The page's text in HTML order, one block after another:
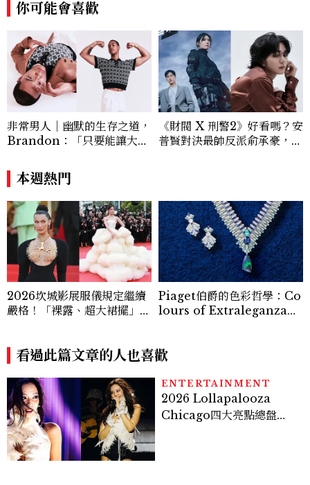
你可能會喜歡
非常男人｜幽默的生存之道，
Brandon：「只要能讓大家
讓敵人成為朋友。」
《財閥 X 刑警2》好看嗎？安
普賢對決最帥反派俞承豪，鄭
本週熱門
2026坎城影展服儀規定繼續
嚴格！「裸露、超大裙擺」都
Piaget伯爵的色彩哲學：Co
lours of Extraleganza全
看過此篇文章的人也喜歡
ENTERTAINMENT
2026 Lollapalooza
Chicago四大亮點總盤